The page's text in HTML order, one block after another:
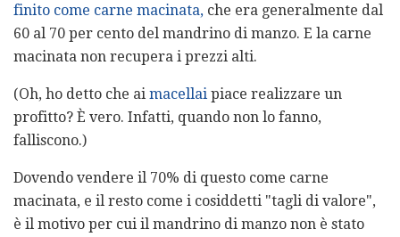
finito come carne macinata, che era generalmente dal
60 al 70 per cento del mandrino di manzo. E la carne
macinata non recupera i prezzi alti.
(Oh, ho detto che ai macellai piace realizzare un
profitto? È vero. Infatti, quando non lo fanno,
falliscono.)
Dovendo vendere il 70% di questo come carne
macinata, e il resto come i cosiddetti "tagli di valore",
è il motivo per cui il mandrino di manzo non è stato